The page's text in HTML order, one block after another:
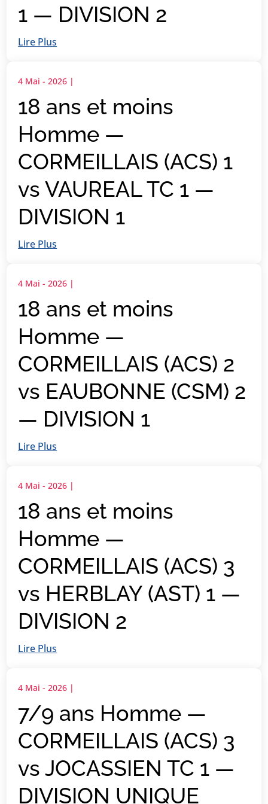
1 — DIVISION 2
Lire Plus
18 ans et moins
Homme —
CORMEILLAIS (ACS) 1
vs VAUREAL TC 1 —
DIVISION 1
4 Mai - 2026 |
Lire Plus
18 ans et moins
Homme —
CORMEILLAIS (ACS) 2
vs EAUBONNE (CSM) 2
— DIVISION 1
4 Mai - 2026 |
Lire Plus
18 ans et moins
Homme —
CORMEILLAIS (ACS) 3
vs HERBLAY (AST) 1 —
DIVISION 2
4 Mai - 2026 |
Lire Plus
7/9 ans Homme —
CORMEILLAIS (ACS) 3
vs JOCASSIEN TC 1 —
DIVISION UNIQUE
4 Mai - 2026 |